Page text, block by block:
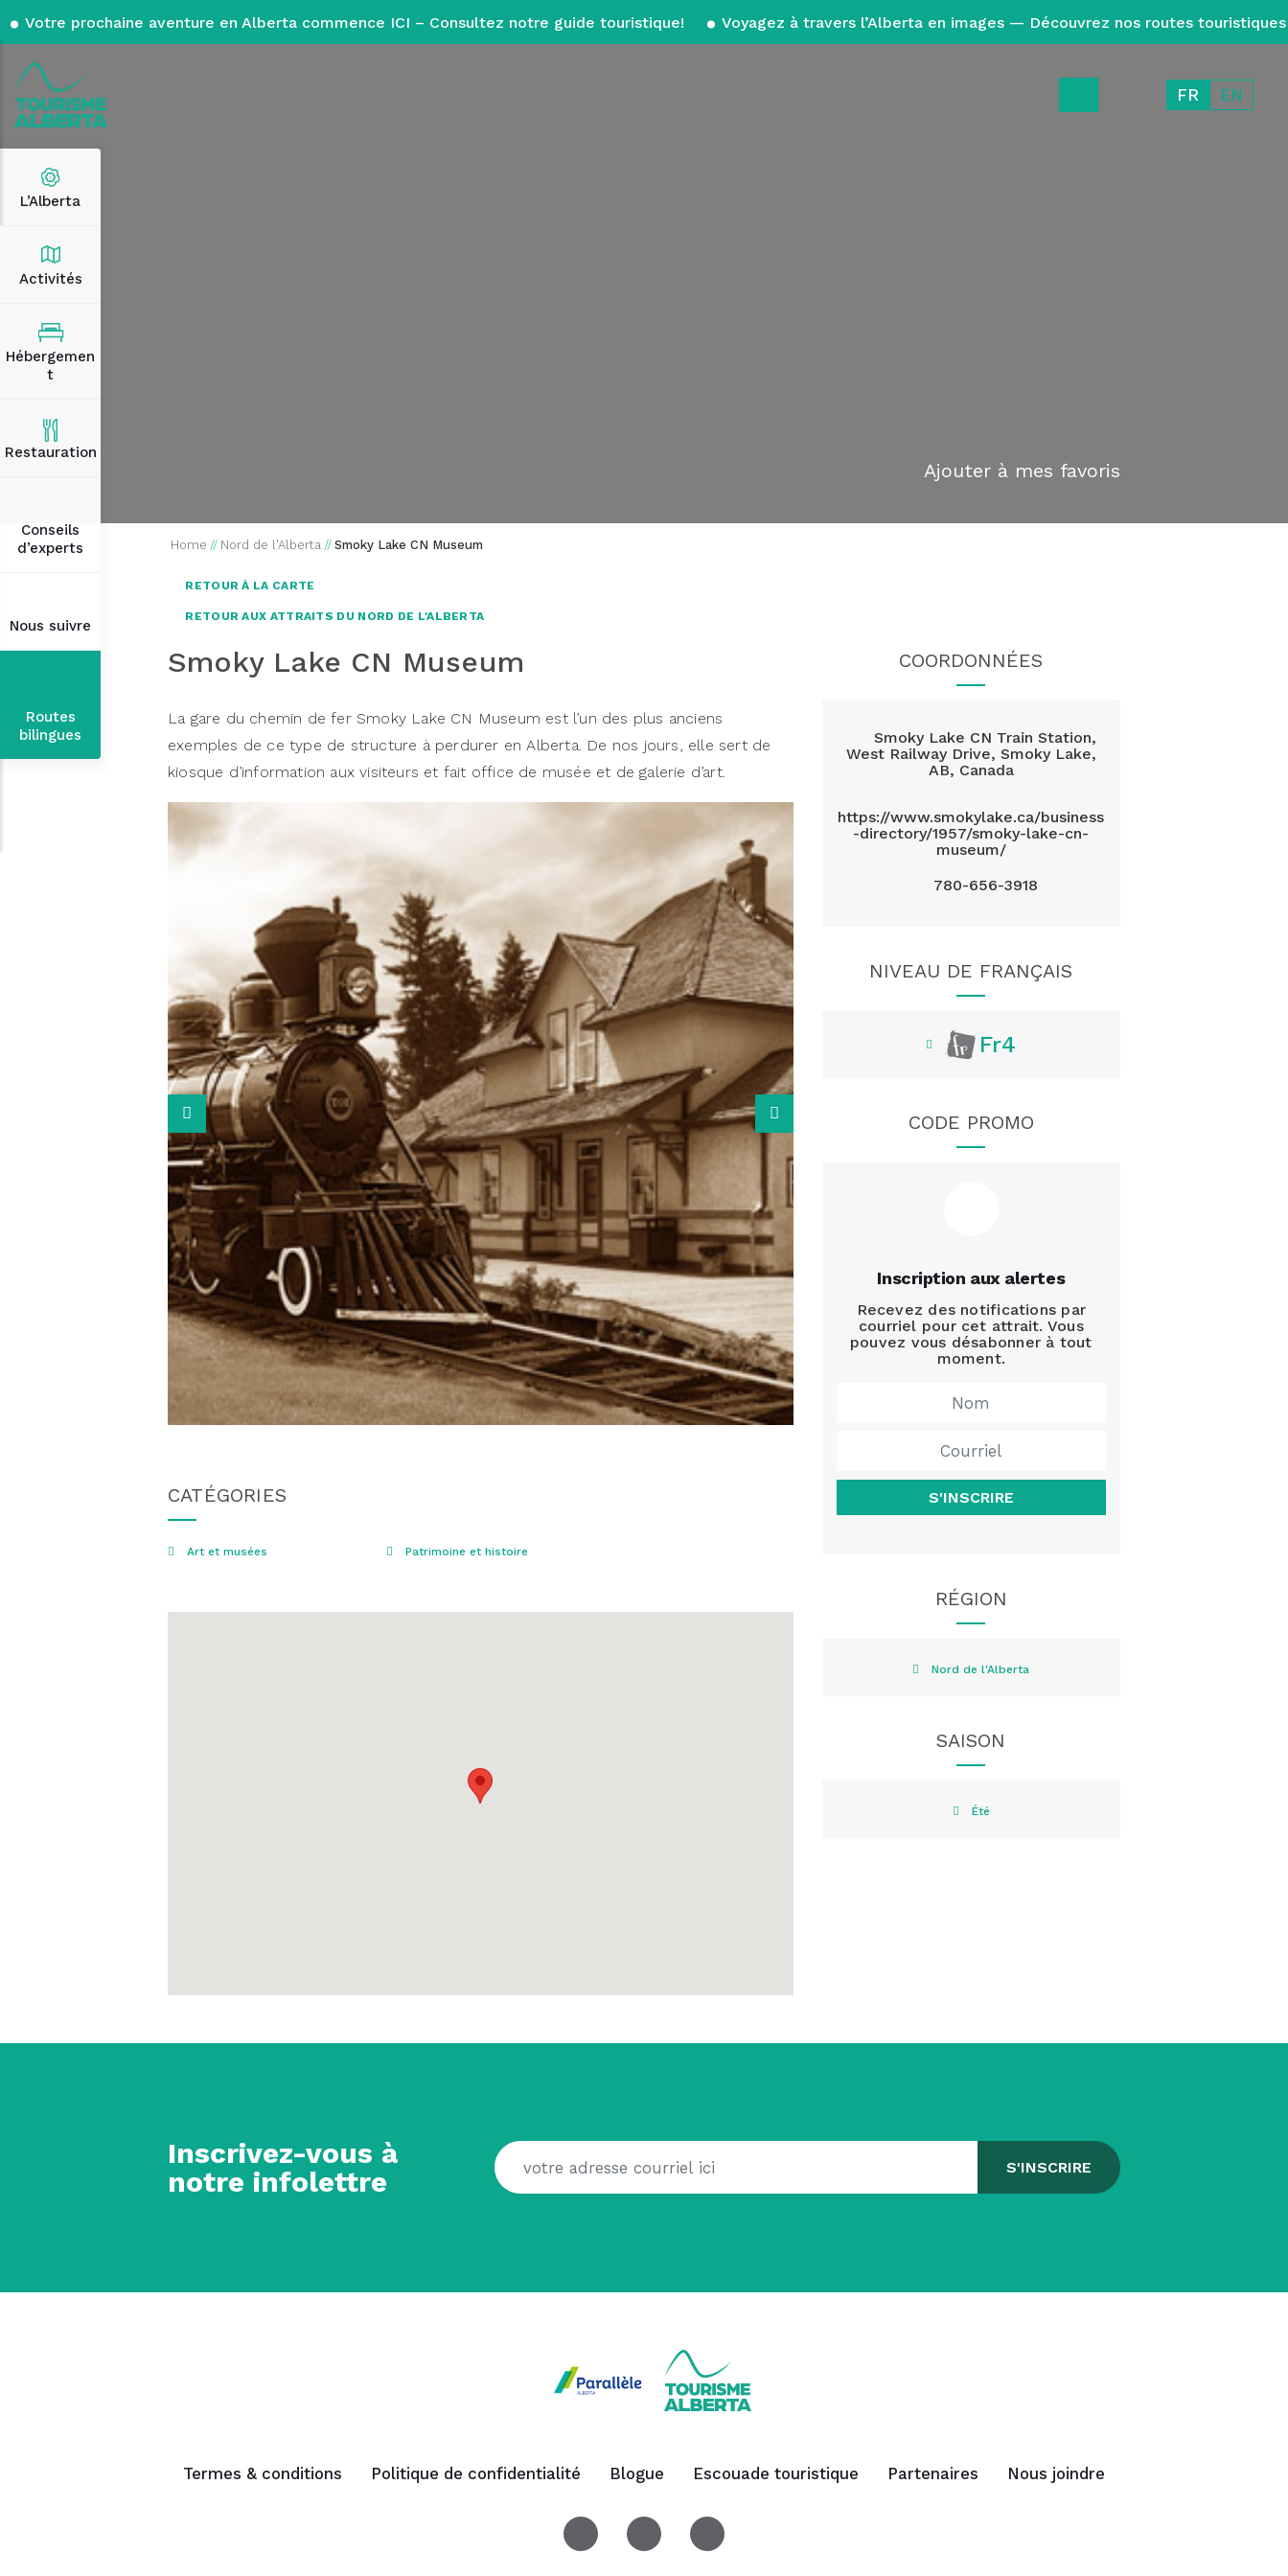
Votre prochaine aventure en Alberta commence ICI – Consultez notre guide touristique! Voyagez à travers l’Alberta en images — Découvrez nos routes touristiques
FR EN
L’Alberta
Activités
Hébergemen
t
Restauration
Conseils
d’experts
Nous suivre
Routes
bilingues
Ajouter à mes favoris
Home // Nord de l'Alberta // Smoky Lake CN Museum
RETOUR À LA CARTE
RETOUR AUX ATTRAITS DU NORD DE L'ALBERTA
Smoky Lake CN Museum
La gare du chemin de fer Smoky Lake CN Museum est l’un des plus anciens
exemples de ce type de structure à perdurer en Alberta. De nos jours, elle sert de
kiosque d’information aux visiteurs et fait office de musée et de galerie d’art.
CATÉGORIES
Art et musées Patrimoine et histoire
COORDONNÉES
Smoky Lake CN Train Station,
West Railway Drive, Smoky Lake,
AB, Canada
https://www.smokylake.ca/business
-directory/1957/smoky-lake-cn-
museum/
780-656-3918
NIVEAU DE FRANÇAIS
Fr4
CODE PROMO
Inscription aux alertes
Recevez des notifications par
courriel pour cet attrait. Vous
pouvez vous désabonner à tout
moment.
S'INSCRIRE
RÉGION
Nord de l'Alberta
SAISON
Été
Inscrivez-vous à
notre infolettre
Termes & conditions Politique de confidentialité Blogue Escouade touristique Partenaires Nous joindre